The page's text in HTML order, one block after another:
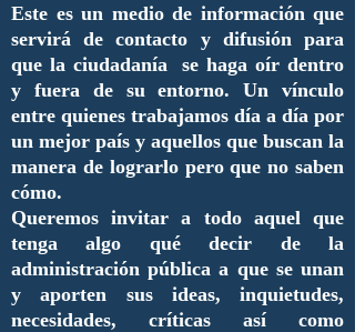
Este es un medio de información que
servirá de contacto y difusión para
que la ciudadanía se haga oír dentro
y fuera de su entorno. Un vínculo
entre quienes trabajamos día a día por
un mejor país y aquellos que buscan la
manera de lograrlo pero que no saben
cómo.
Queremos invitar a todo aquel que
tenga algo qué decir de la
administración pública a que se unan
y aporten sus ideas, inquietudes,
necesidades, críticas así como